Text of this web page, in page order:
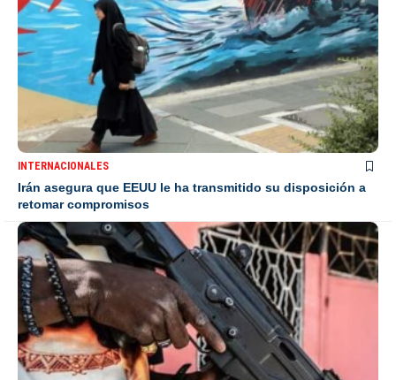
INTERNACIONALES
Irán asegura que EEUU le ha transmitido su disposición a
retomar compromisos